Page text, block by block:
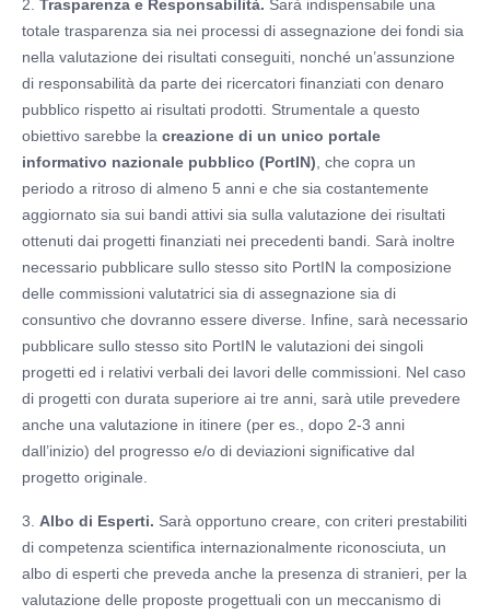
2. Trasparenza e Responsabilità. Sarà indispensabile una
totale trasparenza sia nei processi di assegnazione dei fondi sia
nella valutazione dei risultati conseguiti, nonché un’assunzione
di responsabilità da parte dei ricercatori finanziati con denaro
pubblico rispetto ai risultati prodotti. Strumentale a questo
obiettivo sarebbe la creazione di un unico portale
informativo nazionale pubblico (PortIN) , che copra un
periodo a ritroso di almeno 5 anni e che sia costantemente
aggiornato sia sui bandi attivi sia sulla valutazione dei risultati
ottenuti dai progetti finanziati nei precedenti bandi. Sarà inoltre
necessario pubblicare sullo stesso sito PortIN la composizione
delle commissioni valutatrici sia di assegnazione sia di
consuntivo che dovranno essere diverse. Infine, sarà necessario
pubblicare sullo stesso sito PortIN le valutazioni dei singoli
progetti ed i relativi verbali dei lavori delle commissioni. Nel caso
di progetti con durata superiore ai tre anni, sarà utile prevedere
anche una valutazione in itinere (per es., dopo 2-3 anni
dall’inizio) del progresso e/o di deviazioni significative dal
progetto originale.
3. Albo di Esperti. Sarà opportuno creare, con criteri prestabiliti
di competenza scientifica internazionalmente riconosciuta, un
albo di esperti che preveda anche la presenza di stranieri, per la
valutazione delle proposte progettuali con un meccanismo di